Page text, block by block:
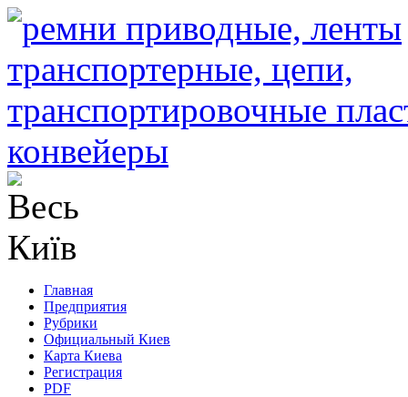
Главная
Предприятия
Рубрики
Официальный Киев
Карта Киева
Регистрация
PDF